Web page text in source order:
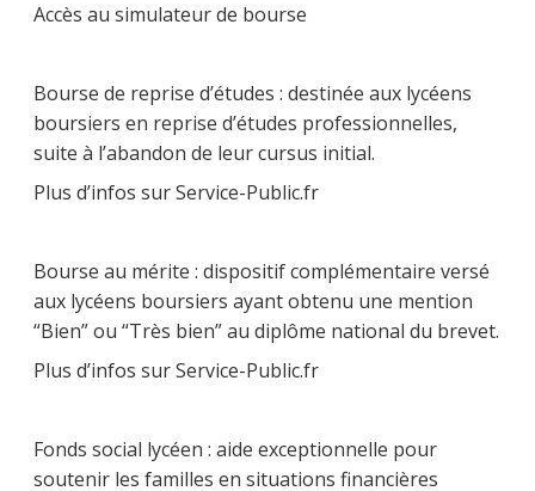
Accès au simulateur de bourse
Bourse de reprise d’études : destinée aux lycéens
boursiers en reprise d’études professionnelles,
suite à l’abandon de leur cursus initial.
Plus d’infos sur Service-Public.fr
Bourse au mérite : dispositif complémentaire versé
aux lycéens boursiers ayant obtenu une mention
“Bien” ou “Très bien” au diplôme national du brevet.
Plus d’infos sur Service-Public.fr
Fonds social lycéen : aide exceptionnelle pour
soutenir les familles en situations financières